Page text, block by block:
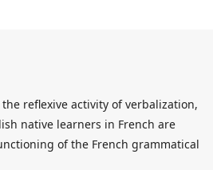
reflexive activity of verbalization,
native learners in French are
of the French grammatical